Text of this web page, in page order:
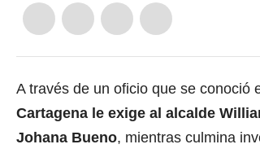
A través de un oficio que se conoció
Cartagena le exige al alcalde
Johana Bueno, mientras culmina